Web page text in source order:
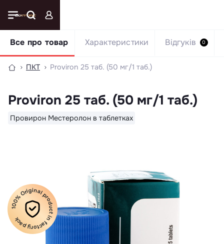
ПКТ Proviron 25 таб. (50 мг/1 таб.)
Proviron 25 таб. (50 мг/1 таб.)
Провирон Местеролон в таблетках
Все про товар Характеристики Відгуків 0
100% Original product in factory pack